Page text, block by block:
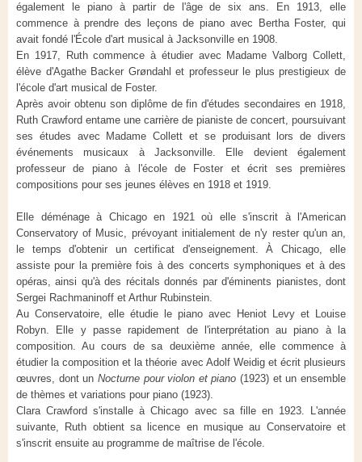
également le piano à partir de l'âge de six ans. En 1913, elle
commence à prendre des leçons de piano avec Bertha Foster, qui
avait fondé l'École d'art musical à Jacksonville en 1908.
En 1917, Ruth commence à étudier avec Madame Valborg Collett,
élève d'Agathe Backer Grøndahl et professeur le plus prestigieux de
l'école d'art musical de Foster.
Après avoir obtenu son diplôme de fin d'études secondaires en 1918,
Ruth Crawford entame une carrière de pianiste de concert, poursuivant
ses études avec Madame Collett et se produisant lors de divers
événements musicaux à Jacksonville. Elle devient également
professeur de piano à l'école de Foster et écrit ses premières
compositions pour ses jeunes élèves en 1918 et 1919.
Elle déménage à Chicago en 1921 où elle s'inscrit à l'American
Conservatory of Music, prévoyant initialement de n'y rester qu'un an,
le temps d'obtenir un certificat d'enseignement. À Chicago, elle
assiste pour la première fois à des concerts symphoniques et à des
opéras, ainsi qu'à des récitals donnés par d'éminents pianistes, dont
Sergei Rachmaninoff et Arthur Rubinstein.
Au Conservatoire, elle étudie le piano avec Heniot Levy et Louise
Robyn. Elle y passe rapidement de l'interprétation au piano à la
composition. Au cours de sa deuxième année, elle commence à
étudier la composition et la théorie avec Adolf Weidig et écrit plusieurs
œuvres, dont un Nocturne pour violon et piano (1923) et un ensemble
de thèmes et variations pour piano (1923).
Clara Crawford s'installe à Chicago avec sa fille en 1923. L'année
suivante, Ruth obtient sa licence en musique au Conservatoire et
s'inscrit ensuite au programme de maîtrise de l'école.